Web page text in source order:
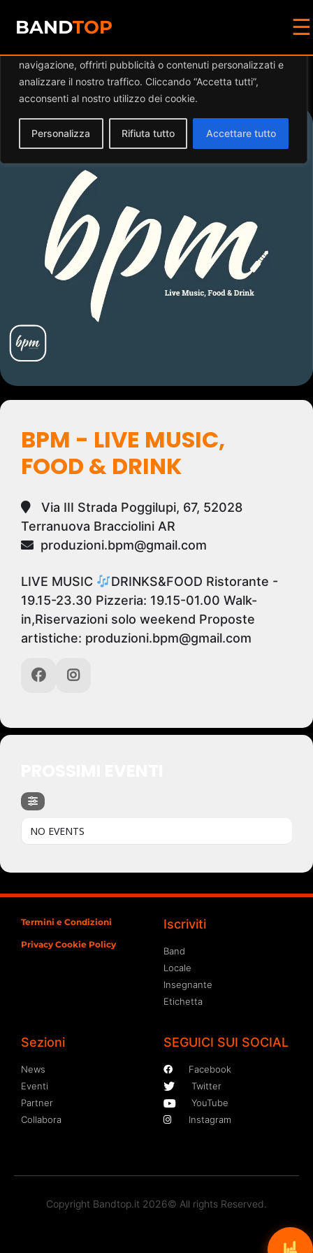
Diamo valore alla tua privacy
navigazione, offrirti pubblicità o contenuti personalizzati e
analizzare il nostro traffico. Cliccando “Accetta tutti”,
acconsenti al nostro utilizzo dei cookie.
Personalizza Rifiuta tutto Accettare tutto
BANDTOP ☰
Events at this location
BPM - LIVE MUSIC,
FOOD & DRINK
Via III Strada Poggilupi, 67, 52028
Terranuova Bracciolini AR
produzioni.bpm@gmail.com
LIVE MUSIC
DRINKS&FOOD Ristorante -
19.15-23.30 Pizzeria: 19.15-01.00 Walk-
in,Riservazioni solo weekend Proposte
artistiche: produzioni.bpm@gmail.com
NO EVENTS
Termini e Condizioni
Privacy Cookie Policy
Iscriviti
Band
Locale
Insegnante
Etichetta
Sezioni
News
Eventi
Partner
Collabora
SEGUICI SUI SOCIAL
Facebook
Twitter
YouTube
Instagram
Copyright Bandtop.it 2026© All rights Reserved.